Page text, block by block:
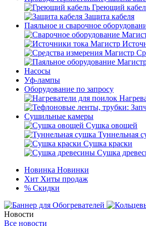
Греющий
Защита кабеля
Паяльное и сварочное
Насосы
Уф-лампы
Оборудование по запросу
Сушильные камеры
Сушка овощей
Туннельная
Сушка краски
Сушка
Новинка Новинки
Хит Хиты продаж
% Скидки
Новости
Все новости